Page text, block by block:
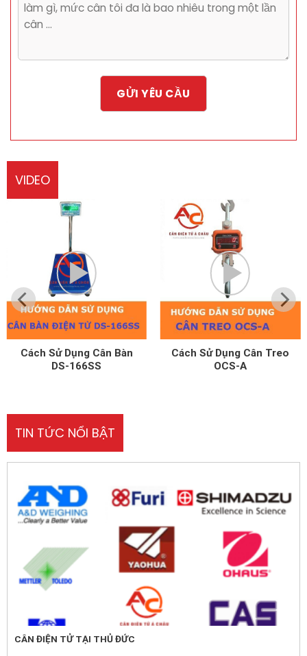
VIDEO
Cách Sử Dụng Cân Treo
OCS-A
Cách Sử Dụng Cân Tính
Tền UPA-Q
TIN TỨC NỔI BẬT
CÂN ĐIỆN TỬ TẠI THỦ ĐỨC